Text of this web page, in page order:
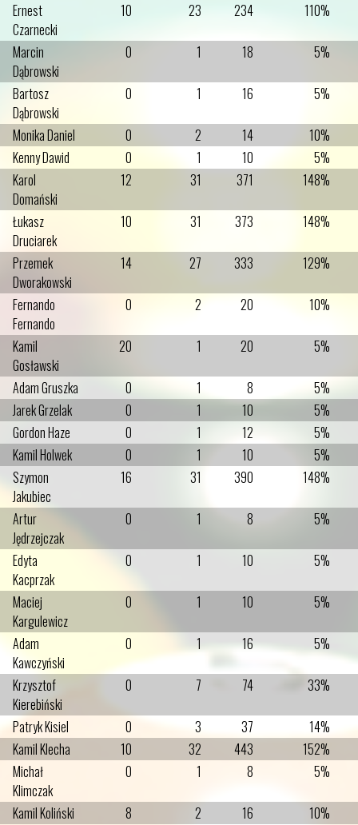
Ernest
Czarnecki
10 23 234 110%
Marcin
Dąbrowski
0 1 18 5%
Bartosz
Dąbrowski
0 1 16 5%
Monika Daniel 0 2 14
10%
Kenny Dawid
0 1 10
5%
Karol
Domański
12 31 371 148%
Łukasz
Druciarek
10 31 373 148%
Przemek
Dworakowski
14 27 333 129%
Fernando
Fernando
0 2 20 10%
Kamil
Gosławski
20 1 20 5%
Adam Gruszka 0 1 8
5%
Jarek Grzelak
0 1 10
5%
Gordon Haze
0 1 12
5%
Kamil Holwek
0 1 10
5%
Szymon
Jakubiec
16 31 390 148%
Artur
Jędrzejczak
0 1 8 5%
Edyta
Kacprzak
0 1 10 5%
Maciej
Kargulewicz
0 1 10 5%
Adam
Kawczyński
0 1 16 5%
Krzysztof
Kierebiński
0 7 74 33%
Patryk Kisiel 0 3 37
14%
Kamil Klecha
10 32 443
152%
Michał
Klimczak
0 1 8 5%
Kamil Koliński 8 2 16
10%